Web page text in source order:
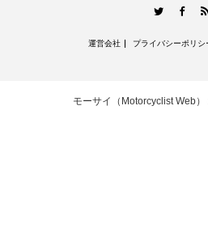
Twitter
運営会社 プライバシーポリシ
モーサイ（Motorcyclist Web）